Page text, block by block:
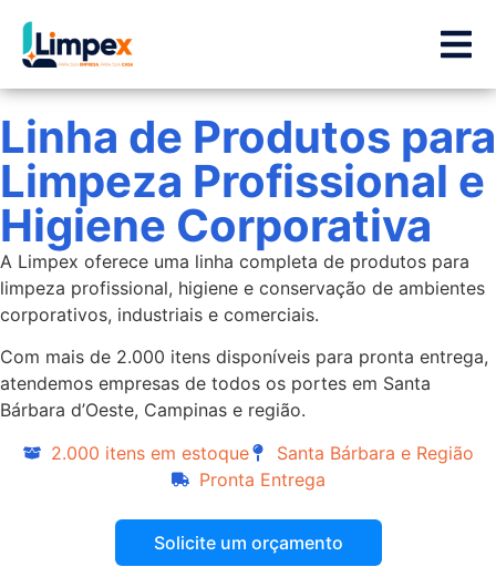
Linha de Produtos para
Limpeza Profissional e
Higiene Corporativa
A Limpex oferece uma linha completa de produtos para
limpeza profissional, higiene e conservação de ambientes
corporativos, industriais e comerciais.
Com mais de 2.000 itens disponíveis para pronta entrega,
atendemos empresas de todos os portes em Santa
Bárbara d’Oeste, Campinas e região.
2.000 itens em estoque
Santa Bárbara e Região
Pronta Entrega
Solicite um orçamento